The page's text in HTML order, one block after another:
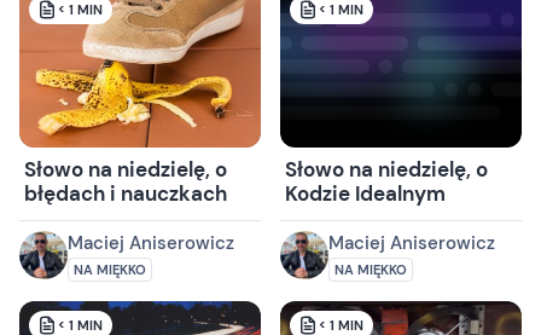
< 1 MIN
Słowo na niedzielę, o
błędach i nauczkach
Maciej Aniserowicz
NA MIĘKKO
< 1 MIN
Słowo na niedzielę, o
Kodzie Idealnym
Maciej Aniserowicz
NA MIĘKKO
< 1 MIN < 1 MIN